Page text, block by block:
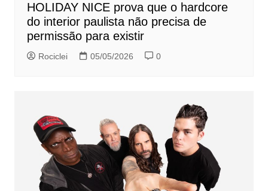
HOLIDAY NICE prova que o hardcore
do interior paulista não precisa de
permissão para existir
Rociclei 05/05/2026 0